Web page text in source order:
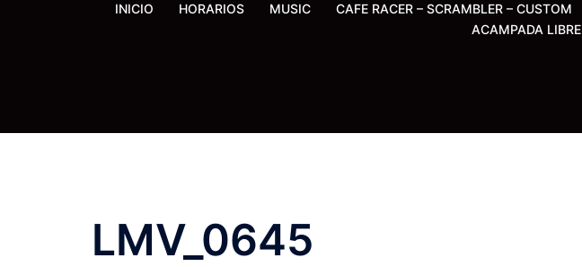
INICIO HORARIOS MUSIC CAFE RACER – SCRAMBLER – CUSTOM
ACAMPADA LIBRE
LMV_0645